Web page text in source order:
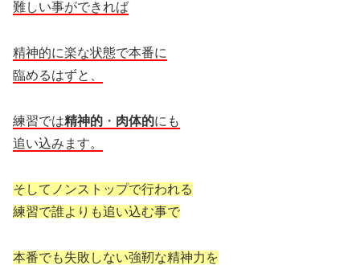
難しい事ができれば
精神的に楽な状態で本番に
臨めるはずと、
練習では精神的 ・ 肉体的にも
追い込みます。
そしてノンストップで行われる
練習で誰よりも追い込む事で
本番でも失敗しない強靭な精神力を